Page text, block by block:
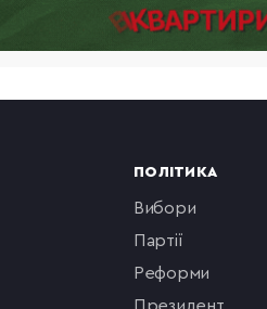
ПОЛІТИКА
вибори
партії
реформи
президент